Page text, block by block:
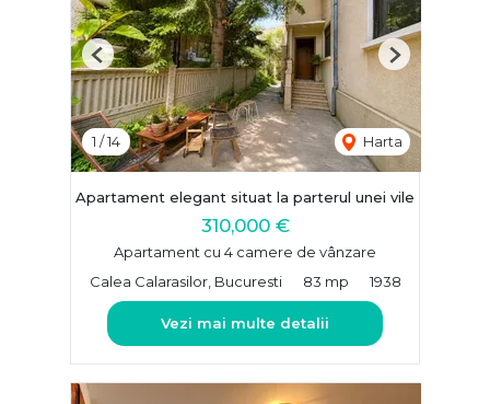
1 /14 Harta
Previous Next
Apartament elegant situat la parterul unei vile
310,000 €
Apartament cu 4 camere de vânzare
Calea Calarasilor, Bucuresti
83 mp 1938
Vezi mai multe detalii